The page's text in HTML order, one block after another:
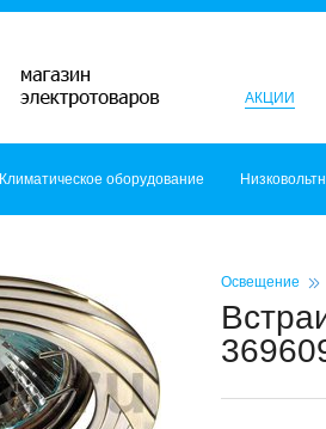
АКЦИИ
Климатическое оборудование
Освещение